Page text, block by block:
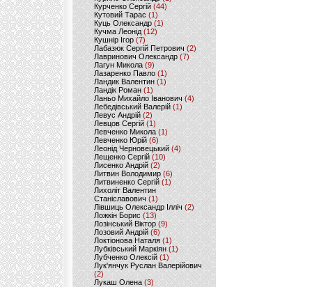
Курченко Сергій (44)
Кутовий Тарас (1)
Куць Олександр (1)
Кучма Леонід (12)
Кушнір Ігор(7)
Лабазюк Сергій Петрович (2)
Лавринович Олександр(7)
Лагун Микола(9)
Лазаренко Павло (1)
Ландик Валентин (1)
Ландік Роман (1)
Ланьо Михайло Іванович(4)
Лебедівський Валерій(1)
Левус Андрій(2)
Левцов Сергій (1)
Левченко Микола (1)
Левченко Юрій (6)
Леонід Черновецький (4)
Лещенко Сергій (10)
Лисенко Андрій (2)
Литвин Володимир (6)
Литвиненко Сергій (1)
Лихоліт Валентин
Станіславович (1)
Лівшиць Олександр Ілліч (2)
Ложкін Борис(13)
Лозінський Віктор(9)
Лозовий Андрій (6)
Локтіонова Наталя (1)
Лубківський Маркіян(1)
Лубченко Олексій (1)
Лук'янчук Руслан Валерійович
(2)
Лукаш Олена (3)